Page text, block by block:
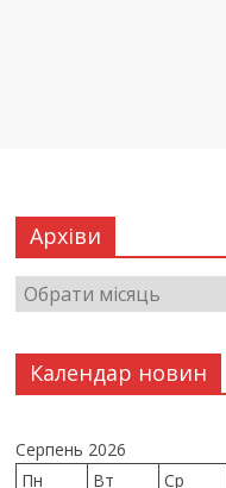
Архіви
Календар новин
Серпень 2026
Пн
Вт Ср